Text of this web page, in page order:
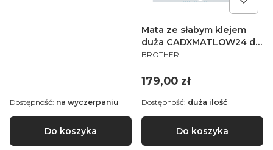
Do koszyka
Dostępność: na wyczerpaniu
Mata ze słabym klejem
duża CADXMATLOW24 do
ploterów Brother
PRODUCENT
BROTHER
Cena
179,00 zł
Do koszyka
Dostępność: duża ilość